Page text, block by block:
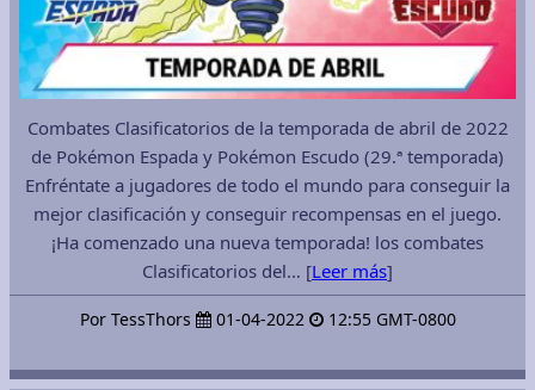
Combates Clasificatorios de la temporada de abril de 2022
de Pokémon Espada y Pokémon Escudo (29.ª temporada)
Enfréntate a jugadores de todo el mundo para conseguir la
mejor clasificación y conseguir recompensas en el juego.
¡Ha comenzado una nueva temporada! los combates
Clasificatorios del… [Leer más]
Por TessThors 01-04-2022 12:55 GMT-0800